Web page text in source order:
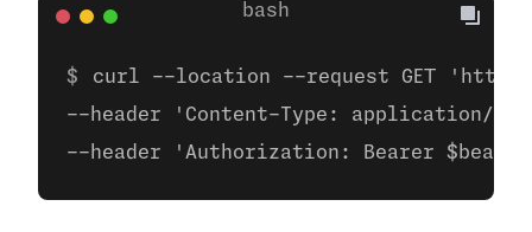
curl --location --request GET 'https://
--header 'Content-Type: application/
--header 'Authorization: Bearer